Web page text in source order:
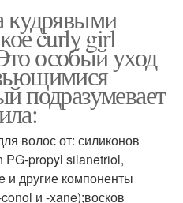
кудрявыми
curly girl
особый уход
подразумевает
волос от: силиконов
PG-propyl silanetriol,
и другие компоненты
и -xane);восков